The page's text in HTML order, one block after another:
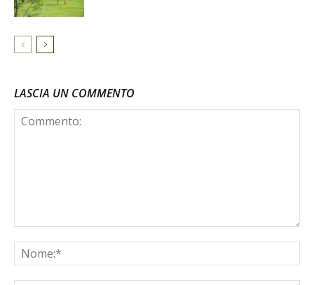
LASCIA UN COMMENTO